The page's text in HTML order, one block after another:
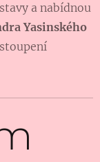
a nabídnou
Yasinského